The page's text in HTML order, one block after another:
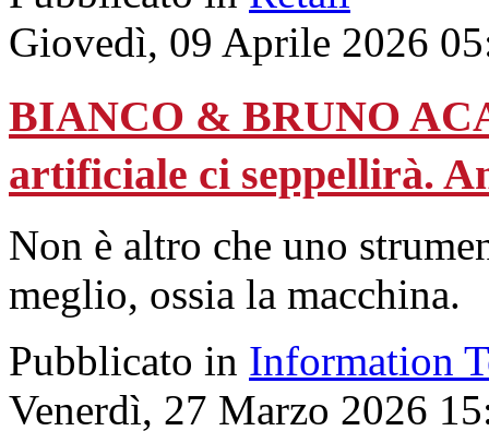
Giovedì, 09 Aprile 2026
BIANCO & BRUNO
artificiale ci seppellirà.
Non è altro che uno
meglio, ossia la macchina.
Pubblicato in Information
Venerdì, 27 Marzo 2026